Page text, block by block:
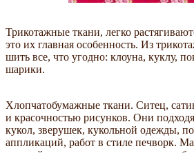
Трикотажные ткани, легко
это их главная особенность. Из
шить все, что угодно: клоуна, куклу,
шарики.
Хлопчатобумажные ткани. Ситец,
и красочностью рисунков. Они
кукол, зверушек, кукольной одежды,
аппликаций, работ в стиле печворк.